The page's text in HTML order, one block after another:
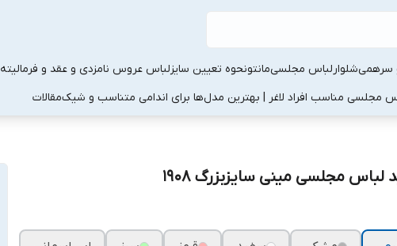
سرهمیشلوارلباس مجلسیمانتونحوه تعیین سایزلباس عروس نامزدی و عقد و فرمالیته
مجلسی مناسب افراد لاغر | بهترین مدل‌ها برای اندامی متناسب و شیکمقالات
لباس مجلسی مینی سایزبزرگ ۱۹۰۸